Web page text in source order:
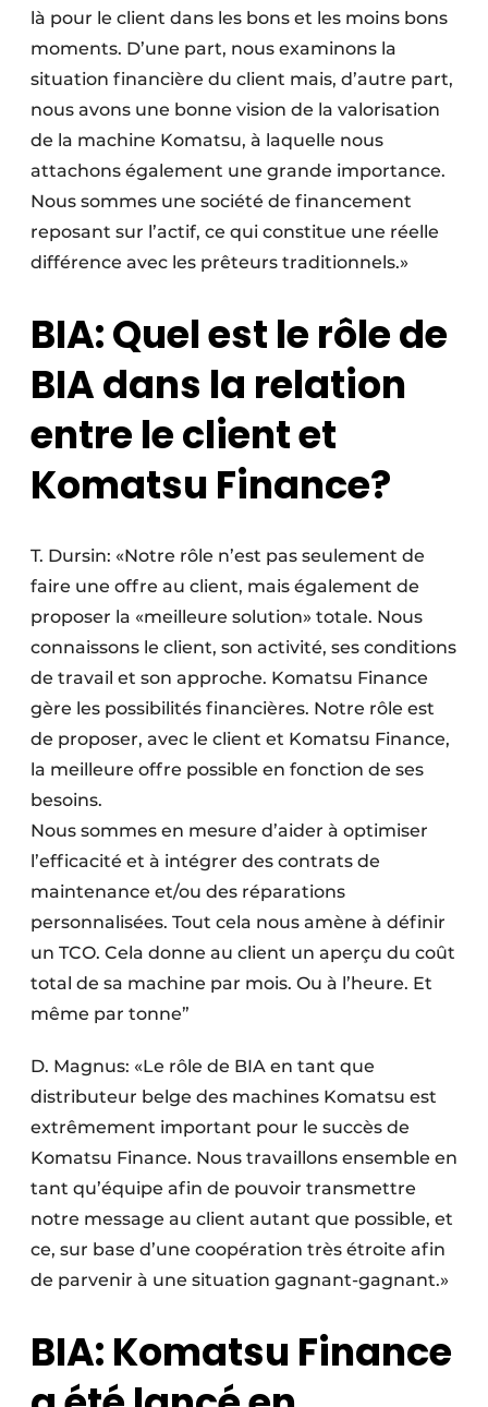
là pour le client dans les bons et les moins bons
moments. D’une part, nous examinons la
situation financière du client mais, d’autre part,
nous avons une bonne vision de la valorisation
de la machine Komatsu, à laquelle nous
attachons également une grande importance.
Nous sommes une société de financement
reposant sur l’actif, ce qui constitue une réelle
différence avec les prêteurs traditionnels.»
BIA: Quel est le rôle de
BIA dans la relation
entre le client et
Komatsu Finance?
T. Dursin: «Notre rôle n’est pas seulement de
faire une offre au client, mais également de
proposer la «meilleure solution» totale. Nous
connaissons le client, son activité, ses conditions
de travail et son approche. Komatsu Finance
gère les possibilités financières. Notre rôle est
de proposer, avec le client et Komatsu Finance,
la meilleure offre possible en fonction de ses
besoins.
Nous sommes en mesure d’aider à optimiser
l’efficacité et à intégrer des contrats de
maintenance et/ou des réparations
personnalisées. Tout cela nous amène à définir
un TCO. Cela donne au client un aperçu du coût
total de sa machine par mois. Ou à l’heure. Et
même par tonne”
D. Magnus: «Le rôle de BIA en tant que
distributeur belge des machines Komatsu est
extrêmement important pour le succès de
Komatsu Finance. Nous travaillons ensemble en
tant qu’équipe afin de pouvoir transmettre
notre message au client autant que possible, et
ce, sur base d’une coopération très étroite afin
de parvenir à une situation gagnant-gagnant.»
BIA: Komatsu Finance